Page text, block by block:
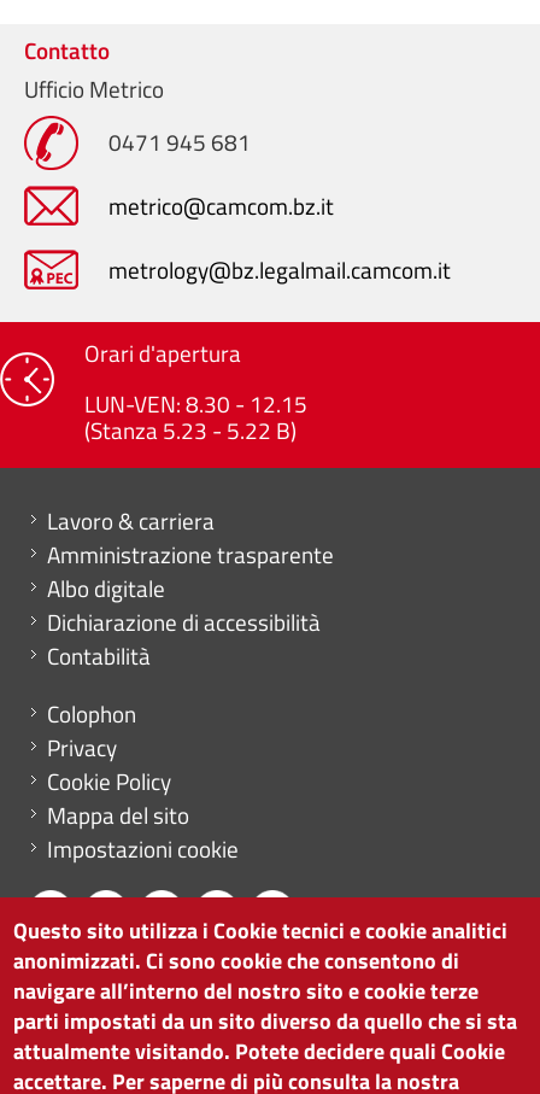
Contatto
Ufficio Metrico
0471 945 681
metrico@camcom.bz.it
metrology@bz.legalmail.camcom.it
Orari d'apertura
LUN-VEN: 8.30 - 12.15
(Stanza 5.23 - 5.22 B)
Mini menu di servizio
Lavoro & carriera
Amministrazione trasparente
Albo digitale
Dichiarazione di accessibilità
Contabilità
Menu footer
Colophon
Privacy
Cookie Policy
Mappa del sito
Impostazioni cookie
CAMERA DI COMMERCIO DI BOLZANO
via Alto Adige 60 | I-39100 Bolzano
tel. 0471 945 511 |info@camcom.bz.it
Partita IVA: 00376420212
Questo sito utilizza i Cookie tecnici e cookie analitici
anonimizzati. Ci sono cookie che consentono di
navigare all’interno del nostro sito e cookie terze
parti impostati da un sito diverso da quello che si sta
attualmente visitando. Potete decidere quali Cookie
accettare. Per saperne di più consulta la nostra